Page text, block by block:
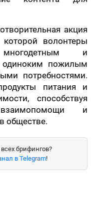
акция
волонтеры
и
одиноким пожилым
потребностями.
питания и
способствуя
и
обществе.
брифингов?
в Telegram!